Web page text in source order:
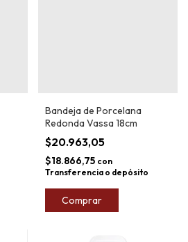
Bandeja de Porcelana
Redonda Vassa 18cm
$20.963,05
$18.866,75 con
Transferencia o depósito
Comprar